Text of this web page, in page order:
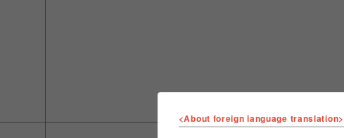
<About foreign language translation>